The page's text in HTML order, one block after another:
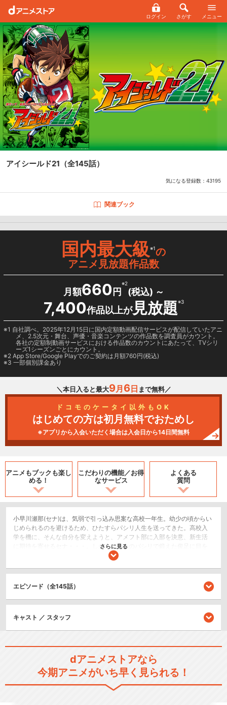
ログイン さがす メニュー
アイシールド21 （全145話）
気になる登録数： 43195
関連ブック
国内最大級※1の
アニメ見放題作品数
月額660 円
※2
(税込) ～
7,400作品以上が見放題※3
1 自社調べ。2025年12月15日に国内定額動画配信サービスが配信していたアニ
メ、2.5次元・舞台、声優・音楽コンテンツの作品数を調査員がカウント。
各社の定額制動画サービスにおける作品数のカウントにあたって、TVシリ
ーズ1シーズンごとにカウント。
2 App Store/Google Playでのご契約は月額760円(税込)
3 一部個別課金あり
＼本日入ると最大9月 6日 まで無料／
ドコモのケータイ以外もOK
はじめての方は初月無料でおためし
※アプリから入会いただく場合は入会日から14日間無料
アニメもブックも楽し
める！
こだわりの機能／お得
なサービス
よくある
質問
小早川瀬那(セナ)は、気弱で引っ込み思案な高校一年生。幼少の頃からい
じめられるのを避けるため、ひたすらパシリ人生を送ってきた。高校入
学を機に、そんな自分を変えようと、アメフト部に入部を決意、新生活
に期待を寄せるセナ・・・。しかし、セナのパシリで鍛えた俊足に目を
つけたキャプテン・ヒル魔は、セナを｢光速の脚を持つ謎のランニングバ
での自分から変わることができるのか・・・
スポーツ/競技
さらに見る
エピソード（全145話）
キャスト ／ スタッフ
dアニメストアなら
今期アニメがいち早く見られる！